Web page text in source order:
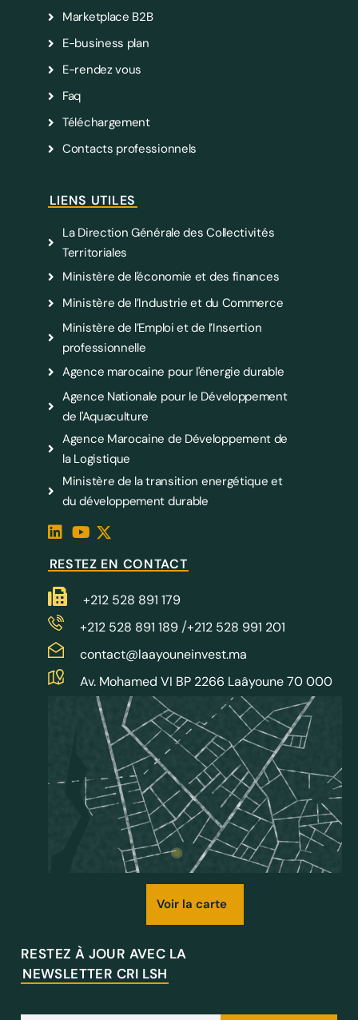
Marketplace B2B
E-business plan
E-rendez vous
Faq
Téléchargement
Contacts professionnels
LIENS UTILES
La Direction Générale des Collectivités
Territoriales
Ministère de l'économie et des finances
Ministère de l’Industrie et du Commerce
Ministère de l’Emploi et de l’Insertion
professionnelle
Agence marocaine pour l'énergie durable
Agence Nationale pour le Développement
de l'Aquaculture
Agence Marocaine de Développement de
la Logistique
Ministère de la transition energétique et
du développement durable
RESTEZ EN CONTACT
+212 528 891 179
+212 528 891 189/+212 528 991 201
contact@laayouneinvest.ma
Av. Mohamed VI BP 2266 Laâyoune 70 000
Voir la carte
RESTEZ À JOUR AVEC LA
NEWSLETTER CRI LSH